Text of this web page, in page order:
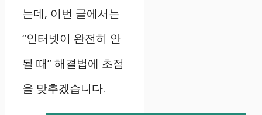
는데, 이번 글에서는
“인터넷이 완전히 안
될 때” 해결법에 초점
을 맞추겠습니다.